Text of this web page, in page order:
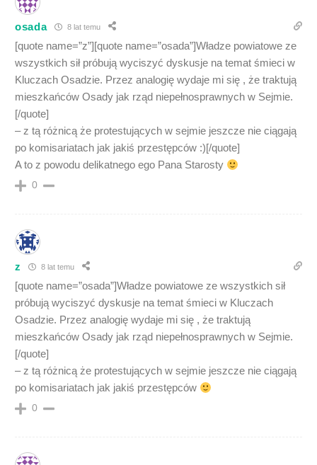
osada 8 lat temu
[quote name=”z”][quote name=”osada”]Władze powiatowe ze
wszystkich sił próbują wyciszyć dyskusje na temat śmieci w
Kluczach Osadzie. Przez analogię wydaje mi się , że traktują
mieszkańców Osady jak rząd niepełnosprawnych w Sejmie.
[/quote]
– z tą różnicą że protestujących w sejmie jeszcze nie ciągają
po komisariatach jak jakiś przestępców :)[/quote]
A to z powodu delikatnego ego Pana Starosty
0
z 8 lat temu
[quote name=”osada”]Władze powiatowe ze wszystkich sił
próbują wyciszyć dyskusje na temat śmieci w Kluczach
Osadzie. Przez analogię wydaje mi się , że traktują
mieszkańców Osady jak rząd niepełnosprawnych w Sejmie.
[/quote]
– z tą różnicą że protestujących w sejmie jeszcze nie ciągają
po komisariatach jak jakiś przestępców
0